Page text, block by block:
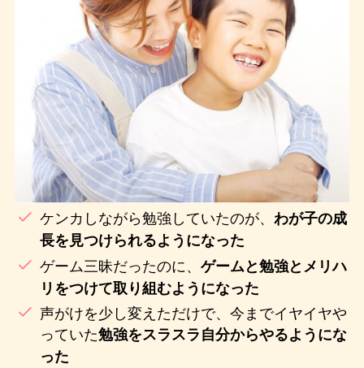
ケンカしながら勉強していたのが、わが子の成
長を見つけられるようになった
ゲーム三昧だったのに、ゲームと勉強とメリハ
リをつけて取り組むようになった
声がけを少し変えただけで、今までイヤイヤや
っていた勉強をスラスラ自分からやるようにな
った